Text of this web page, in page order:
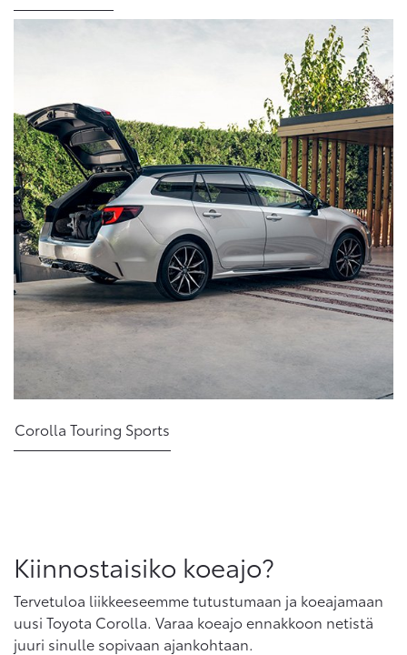
Corolla Touring Sports
Kiinnostaisiko koeajo?
Tervetuloa liikkeeseemme tutustumaan ja koeajamaan
uusi Toyota Corolla. Varaa koeajo ennakkoon netistä
juuri sinulle sopivaan ajankohtaan.